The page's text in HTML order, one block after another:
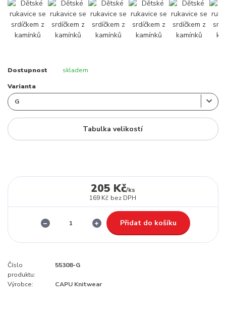
Dostupnost skladem
Varianta
Tabulka velikostí
205 Kč/ks
169 Kč bez DPH
Přidat do košíku
Číslo
produktu:
55308-G
Výrobce: CAPU Knitwear